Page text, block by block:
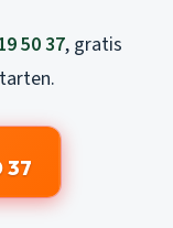
50 37, gratis
37